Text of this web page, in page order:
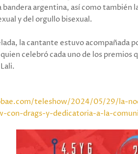
bandera argentina, así como también
y del orgullo bisexual.
la cantante estuvo acompañada
celebró cada uno de los premios
teleshow/2024/05/29/la-
con-drags-y-dedicatoria-a-la-